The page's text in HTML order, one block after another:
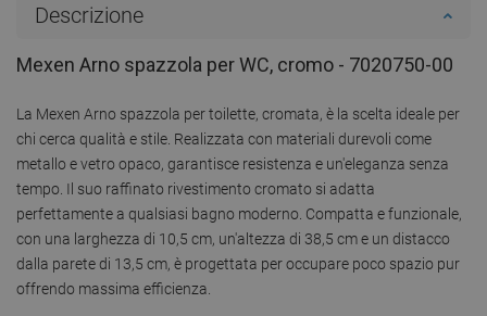
Descrizione
Mexen Arno spazzola per WC, cromo - 7020750-00
La Mexen Arno spazzola per toilette, cromata, è la scelta ideale per
chi cerca qualità e stile. Realizzata con materiali durevoli come
metallo e vetro opaco, garantisce resistenza e un'eleganza senza
tempo. Il suo raffinato rivestimento cromato si adatta
perfettamente a qualsiasi bagno moderno. Compatta e funzionale,
con una larghezza di 10,5 cm, un'altezza di 38,5 cm e un distacco
dalla parete di 13,5 cm, è progettata per occupare poco spazio pur
offrendo massima efficienza.